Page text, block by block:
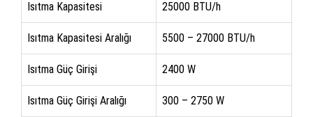
Isıtma Kapasitesi 25000 BTU/h
Isıtma Kapasitesi Aralığı 5500 – 27000 BTU/h
Isıtma Güç Girişi 2400 W
Isıtma Güç Girişi Aralığı 300 – 2750 W